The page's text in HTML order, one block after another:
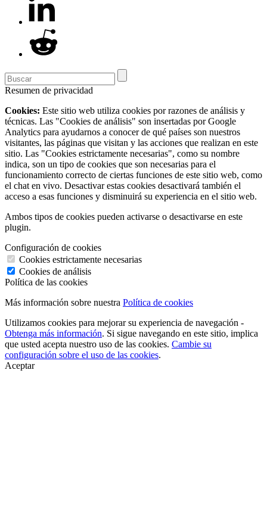
Resumen de privacidad
Cookies: Este sitio web utiliza cookies por razones de análisis y
técnicas. Las "Cookies de análisis" son insertadas por Google
Analytics para ayudarnos a conocer de qué países son nuestros
visitantes, las páginas que visitan y las acciones que realizan en este
sitio. Las "Cookies estrictamente necesarias", como su nombre
indica, son un tipo de cookies que son necesarias para el
funcionamiento correcto de ciertas funciones de este sitio web, como
el chat en vivo. Desactivar estas cookies desactivará también el
acceso a esas funciones y disminuirá su experiencia en el sitio web.
Ambos tipos de cookies pueden activarse o desactivarse en este
plugin.
Configuración de cookies
Cookies estrictamente necesarias
Cookies de análisis
Política de las cookies
Más información sobre nuestra Política de cookies
Utilizamos cookies para mejorar su experiencia de navegación -
Obtenga más información. Si sigue navegando en este sitio, implica
que usted acepta nuestro uso de las cookies. Cambie su
configuración sobre el uso de las cookies.
Aceptar